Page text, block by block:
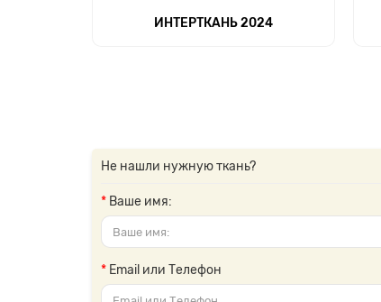
ИНТЕРТКАНЬ 2024
Не нашли нужную ткань?
Ваше имя:
Email или Телефон